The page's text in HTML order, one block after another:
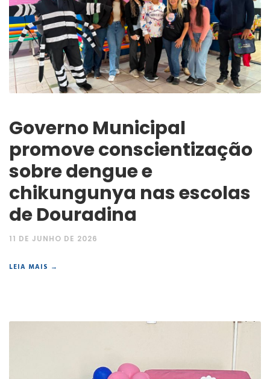
Governo Municipal
promove conscientização
sobre dengue e
chikungunya nas escolas
de Douradina
11 DE JUNHO DE 2026
LEIA MAIS →